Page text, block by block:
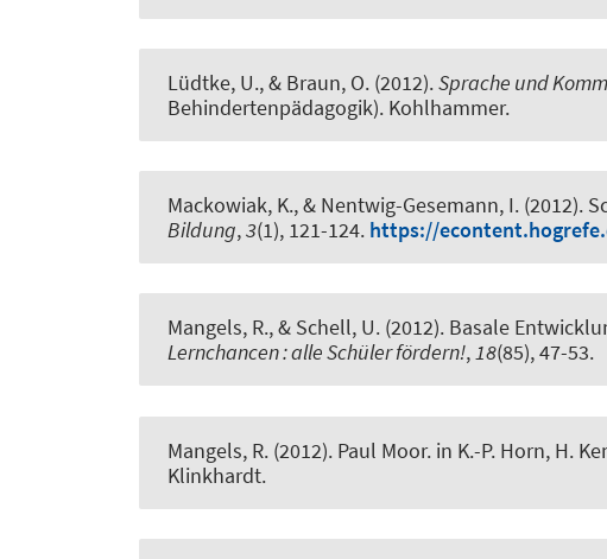
Lüdtke, U., & Braun, O. (2012).Sprache und
Behindertenpädagogik). Kohlhammer.
Mackowiak, K., & Nentwig-Gesemann, I. (2012).
Bildung,3(1), 121-124. https://
Mangels, R., & Schell, U. (2012). Basale
Lernchancen : alle Schüler fördern!,18(85), 47-53.
Mangels, R. (2012). Paul Moor. in K.-P. Horn, H.
Klinkhardt.